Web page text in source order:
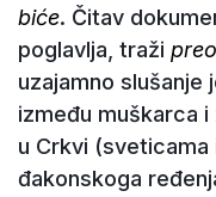
biće. Čitav
poglavlja, traži
uzajamno slušanje
između muškarca
u Crkvi (sveticama
đakonskoga